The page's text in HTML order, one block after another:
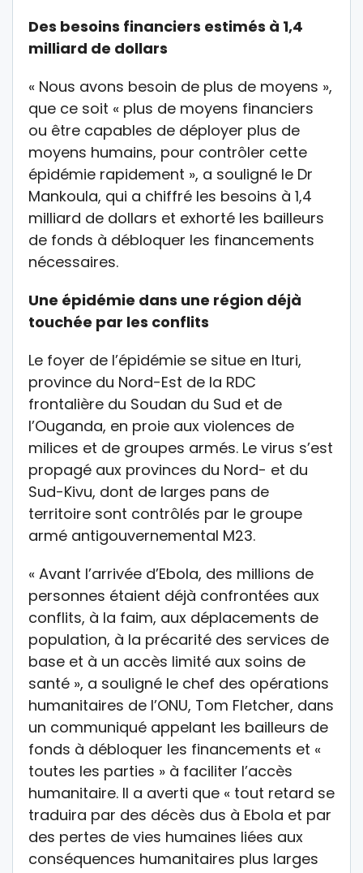
Des besoins financiers estimés à 1,4
milliard de dollars
« Nous avons besoin de plus de moyens »,
que ce soit « plus de moyens financiers
ou être capables de déployer plus de
moyens humains, pour contrôler cette
épidémie rapidement », a souligné le Dr
Mankoula, qui a chiffré les besoins à 1,4
milliard de dollars et exhorté les bailleurs
de fonds à débloquer les financements
nécessaires.
Une épidémie dans une région déjà
touchée par les conflits
Le foyer de l’épidémie se situe en Ituri,
province du Nord-Est de la RDC
frontalière du Soudan du Sud et de
l’Ouganda, en proie aux violences de
milices et de groupes armés. Le virus s’est
propagé aux provinces du Nord- et du
Sud-Kivu, dont de larges pans de
territoire sont contrôlés par le groupe
armé antigouvernemental M23.
« Avant l’arrivée d’Ebola, des millions de
personnes étaient déjà confrontées aux
conflits, à la faim, aux déplacements de
population, à la précarité des services de
base et à un accès limité aux soins de
santé », a souligné le chef des opérations
humanitaires de l’ONU, Tom Fletcher, dans
un communiqué appelant les bailleurs de
fonds à débloquer les financements et «
toutes les parties » à faciliter l’accès
humanitaire. Il a averti que « tout retard se
traduira par des décès dus à Ebola et par
des pertes de vies humaines liées aux
conséquences humanitaires plus larges